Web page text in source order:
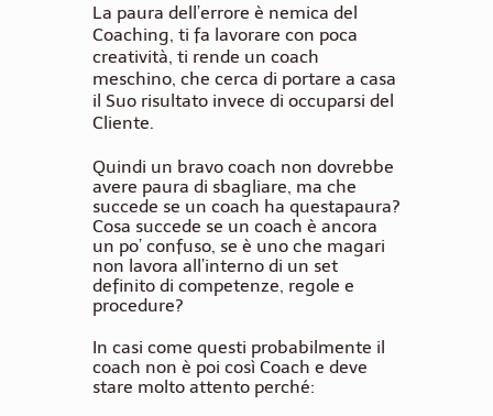
La paura dell’errore è nemica del
Coaching, ti fa lavorare con poca
creatività, ti rende un coach
meschino, che cerca di portare a casa
il Suo risultato invece di occuparsi del
Cliente.
Quindi un bravo coach non dovrebbe
avere paura di sbagliare, ma che
succede se un coach ha questapaura?
Cosa succede se un coach è ancora
un po’ confuso, se è uno che magari
non lavora all’interno di un set
definito di competenze, regole e
procedure?
In casi come questi probabilmente il
coach non è poi così Coach e deve
stare molto attento perché: